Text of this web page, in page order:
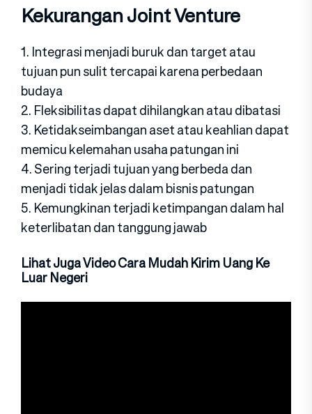
Kekurangan Joint Venture
1. Integrasi menjadi buruk dan target atau
tujuan pun sulit tercapai karena perbedaan
budaya
2. Fleksibilitas dapat dihilangkan atau dibatasi
3. Ketidakseimbangan aset atau keahlian dapat
memicu kelemahan usaha patungan ini
4. Sering terjadi tujuan yang berbeda dan
menjadi tidak jelas dalam bisnis patungan
5. Kemungkinan terjadi ketimpangan dalam hal
keterlibatan dan tanggung jawab
Lihat Juga Video Cara Mudah Kirim Uang Ke
Luar Negeri